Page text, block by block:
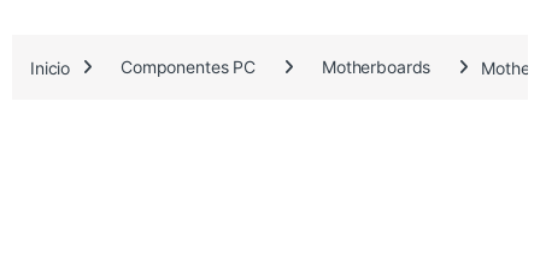
.
Inicio Componentes PC Motherboards